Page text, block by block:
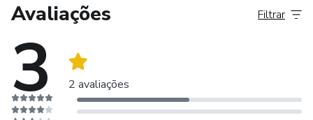
Comece a Meditar
Duas Meditações Guiadas para Cura Quântica
Avaliações
3 2 avaliações
Filtrar